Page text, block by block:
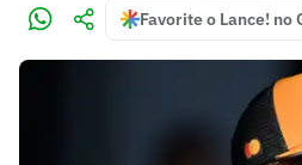
Favorite o Lance! no